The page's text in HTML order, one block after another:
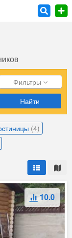
Фильтры
Найти
(4)
10.0